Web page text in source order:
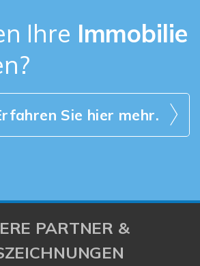
Ihre Immobilie
Sie hier mehr.
PARTNER &